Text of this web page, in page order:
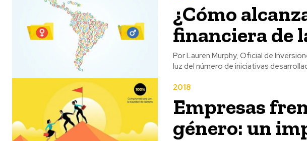
¿Cómo
financiera de
Por Lauren Murphy, Oficial de
luz del número de iniciativas
2018
Empresas
género: un